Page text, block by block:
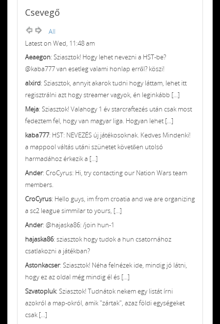
Csevegő
All
Latest on Wed, 11:48 am
Aeaegon: Sziasztok! Hogy lehet nevezni a HST-be?
@kaba777 van esetleg valami honlap erről? köszi!
alxird: Sziasztok, annyit akarok tudni hogy láttam, lehet itt
regisztrálni azt hogy streamer vagyok, én leginkább [...]
Meja: Sziasztok! Valahogy 1 év starcraftezés után csak most
fedeztem fel, hogy van magyar liga. Hogyan lehet [...]
kaba777: HST: NEVEZÉS új játékosoknak. Kedves Mindenki!
a mappool váltás utáni szünetet követően utolsó
harmadához érkezik a [...]
Ander: CroCyrus: Hi, try contacting our Nation Wars team
members.
CroCyrus: Hello guys, im from croatia and we are organizing
a sc2 league simmilar to yours, [...]
Ander: @hajaska86: /join hun-1
hajaska86: sziasztok hogy tudok a hun csatornához
csatlakozni a játékban?
Astonkacser: Sziasztok! Néha felnézek ide, mindig jó látni,
hogy ez az oldal még mindig él és [...]
Szvatopluk: Sziasztok! Tudnátok nekem egy listát írni
azokról a map-okról, amik "zártak", azaz földi egységeket
csak [...]